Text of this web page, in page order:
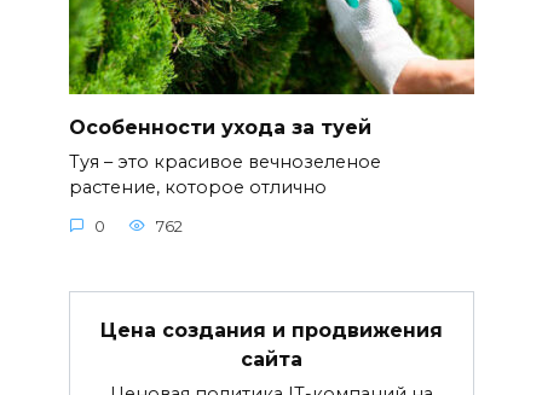
Особенности ухода за туей
Туя – это красивое вечнозеленое
растение, которое отлично
0 762
Цена создания и продвижения
сайта